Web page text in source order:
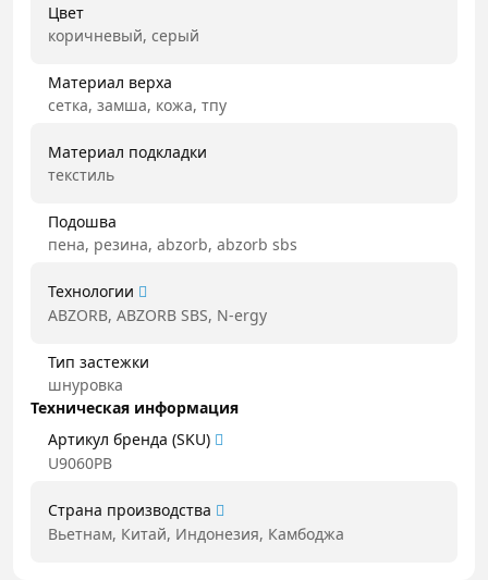
Цвет
коричневый, серый
Материал верха
сетка, замша, кожа, тпу
Материал подкладки
текстиль
Подошва
пена, резина, abzorb, abzorb sbs
Технологии
ABZORB, ABZORB SBS, N-ergy
Тип застежки
шнуровка
Техническая информация
Артикул бренда (SKU)
U9060PB
Страна производства
Вьетнам, Китай, Индонезия, Камбоджа